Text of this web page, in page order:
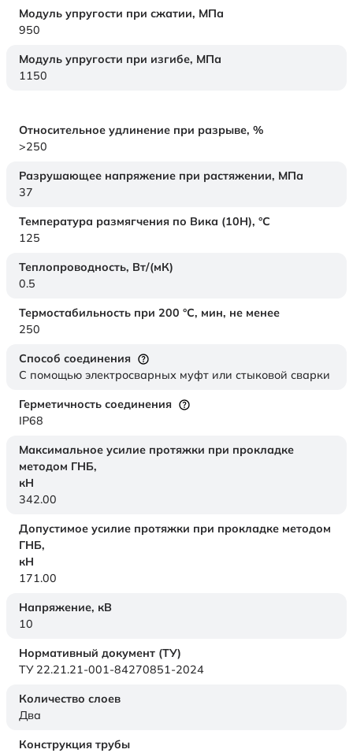
Модуль упругости при сжатии, МПа
950
Модуль упругости при изгибе, МПа
1150
Относительное удлинение при разрыве, %
>250
Разрушающее напряжение при растяжении, МПа
37
Температура размягчения по Вика (10Н), °C
125
Теплопроводность, Вт/(мК)
0.5
Термостабильность при 200 °С, мин, не менее
250
Способ соединения
С помощью электросварных муфт или стыковой сварки
Герметичность соединения
IP68
Максимальное усилие протяжки при прокладке
методом ГНБ,
кН
342.00
Допустимое усилие протяжки при прокладке методом
ГНБ,
кН
171.00
Напряжение, кВ
10
Нормативный документ (ТУ)
ТУ 22.21.21-001-84270851-2024
Количество слоев
Два
Конструкция трубы